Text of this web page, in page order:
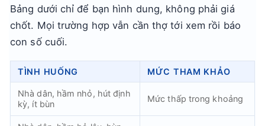
Bảng dưới chỉ để bạn hình dung, không phải giá
chốt. Mọi trường hợp vẫn cần thợ tới xem rồi báo
con số cuối.
TÌNH HUỐNG MỨC THAM KHẢO
Nhà dân, hầm nhỏ, hút định
kỳ, ít bùn
Mức thấp trong khoảng